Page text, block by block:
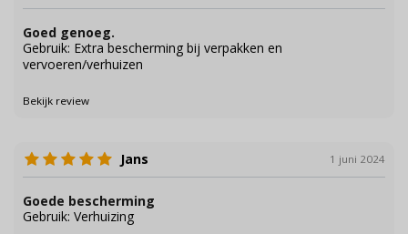
Goed genoeg.
Gebruik: Extra bescherming bij verpakken en
vervoeren/verhuizen
Bekijk review
Jans 1 juni 2024
Goede bescherming
Gebruik: Verhuizing